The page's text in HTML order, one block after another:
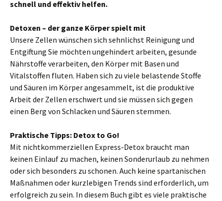
schnell und effektiv helfen.
Detoxen – der ganze Körper spielt mit
Unsere Zellen wünschen sich sehnlichst Reinigung und
Entgiftung Sie möchten ungehindert arbeiten, gesunde
Nährstoffe verarbeiten, den Körper mit Basen und
Vitalstoffen fluten. Haben sich zu viele belastende Stoffe
und Säuren im Körper angesammelt, ist die produktive
Arbeit der Zellen erschwert und sie müssen sich gegen
einen Berg von Schlacken und Säuren stemmen.
Praktische Tipps: Detox to Go!
Mit nichtkommerziellen Express-Detox braucht man
keinen Einlauf zu machen, keinen Sonderurlaub zu nehmen
oder sich besonders zu schonen. Auch keine spartanischen
Maßnahmen oder kurzlebigen Trends sind erforderlich, um
erfolgreich zu sein. In diesem Buch gibt es viele praktische